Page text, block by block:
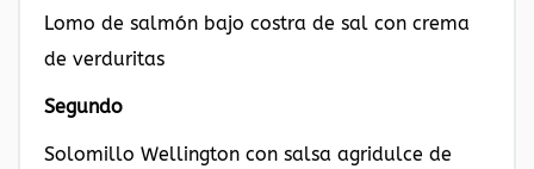
Lomo de salmón bajo costra de sal con crema
de verduritas
Segundo
Solomillo Wellington con salsa agridulce de